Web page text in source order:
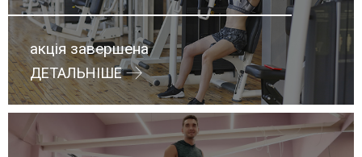
акція завершена
ДЕТАЛЬНІШЕ